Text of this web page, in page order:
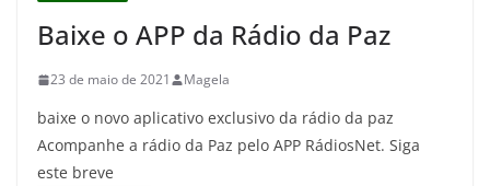
Baixe o APP da Rádio da Paz
23 de maio de 2021 Magela
baixe o novo aplicativo exclusivo da rádio da paz
Acompanhe a rádio da Paz pelo APP RádiosNet. Siga
este breve